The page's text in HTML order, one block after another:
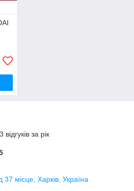
за рік
місце, Харків, Україна